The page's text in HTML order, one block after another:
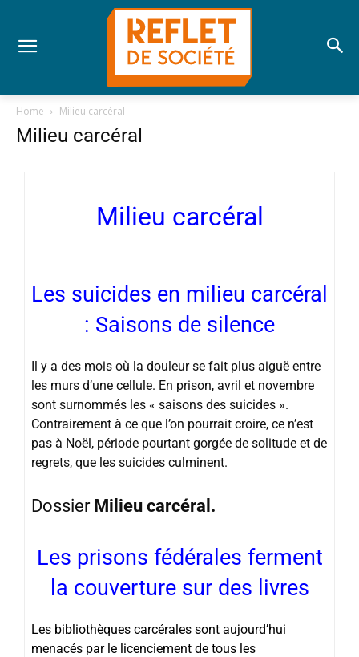
Home Milieu carcéral
Milieu carcéral
Milieu carcéral
Les suicides en milieu carcéral
: Saisons de silence
Il y a des mois où la douleur se fait plus aiguë entre
les murs d’une cellule. En prison, avril et novembre
sont surnommés les « saisons des suicides ».
Contrairement à ce que l’on pourrait croire, ce n’est
pas à Noël, période pourtant gorgée de solitude et de
regrets, que les suicides culminent.
Dossier Milieu carcéral.
Les prisons fédérales ferment
la couverture sur des livres
Les bibliothèques carcérales sont aujourd’hui
menacés par le licenciement de tous les